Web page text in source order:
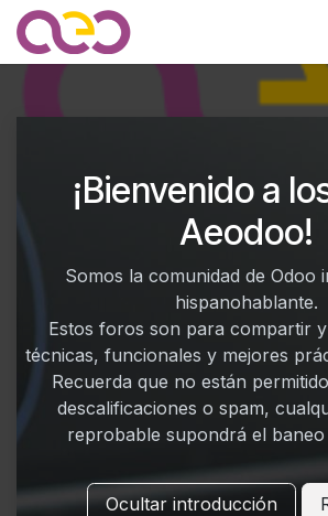
Ir al contenido
¡Bienvenido a
Aeodoo!
Somos la comunidad de Odoo
hispanohablante.
Estos foros son para compartir
técnicas, funcionales y mejores
Recuerda que no están
descalificaciones o spam,
reprobable supondrá el
Ocultar introducción